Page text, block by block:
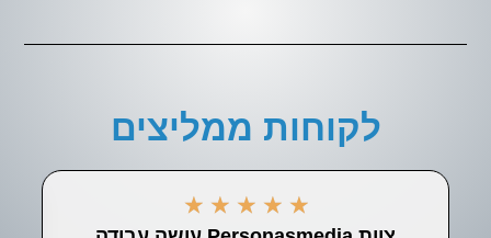
לקוחות ממליצים
★
★
★
★
★